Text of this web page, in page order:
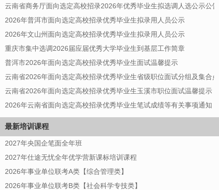
云南省商务厅面向选定高校招录2026年优秀毕业生拟选调人选公示公告
2026年普洱市面向选定高校招录优秀毕业生拟录用人员公示
2026年文山州面向选定高校招录优秀毕业生拟录用人员公示
重庆市集中选调2026届应届优秀大学毕业生到基层工作简章
普洱市2026年面向选定高校招录优秀毕业生面试温馨提示
云南省2026年面向选定高校招录优秀毕业生省级职位面试分组及集合
云南省2026年面向选定高校招录优秀毕业生玉溪市职位面试温馨提示
2026年云南省面向选定高校招录优秀毕业生笔试成绩等有关事项通知
最新培训课程
2027年央国企笔面全年班
2027年仕途无忧全年优学营新课标培训课程
2026年事业单位联考A类【综合管理类】
2026年事业单位联考B类【社会科学专技类】